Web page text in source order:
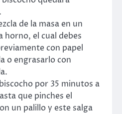
de la masa en un
horno, el cual debes
con papel
o engrasarlo con
por 35 minutos a
que pinches el
un palillo y este salga